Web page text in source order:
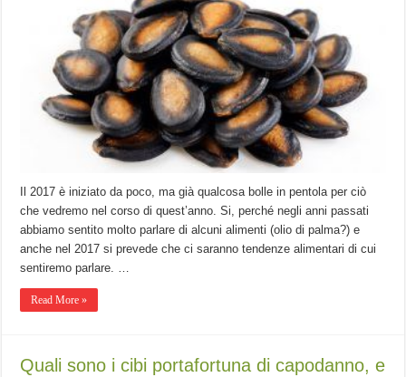
Il 2017 è iniziato da poco, ma già qualcosa bolle in pentola per ciò
che vedremo nel corso di quest’anno. Si, perché negli anni passati
abbiamo sentito molto parlare di alcuni alimenti (olio di palma?) e
anche nel 2017 si prevede che ci saranno tendenze alimentari di cui
sentiremo parlare. …
Read More »
Quali sono i cibi portafortuna di capodanno, e